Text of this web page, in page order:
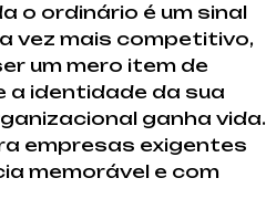
o ordinário é um sinal
vez mais competitivo,
um mero item de
identidade da sua
ganha vida.
empresas exigentes
memorável e com